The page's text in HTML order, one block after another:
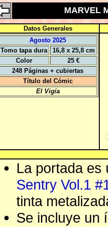
MARVEL
Datos Generales
Agosto 2025
Tomo tapa dura
16,8 x 25,8 cm
Color
25 €
248 Páginas + cubiertas
Título del Cómic
El Vigía
La portada es
Sentry Vol.1
tinta
Se incluye un